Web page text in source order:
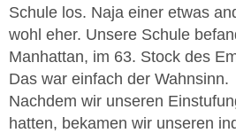
Schule los. Naja einer etwas
wohl eher. Unsere Schule
Manhattan, im 63. Stock des
Das war einfach der Wahnsinn.
Nachdem wir unseren
hatten, bekamen wir unseren